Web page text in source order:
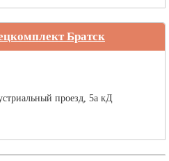
Братск
проезд, 5а кД